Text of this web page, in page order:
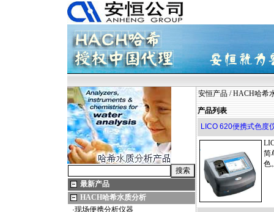
最新产品
HACH哈希水质分析
·现场便携分析仪器
安恒产品 /HACH哈希
产品列表
LICO 620便携式色度
简
色